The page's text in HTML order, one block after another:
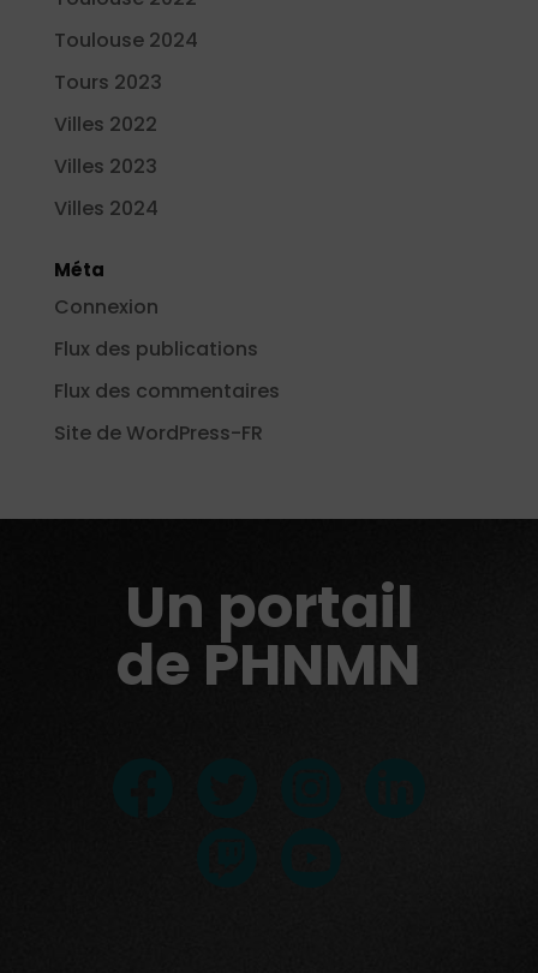
Toulouse 2024
Tours 2023
Villes 2022
Villes 2023
Villes 2024
Méta
Connexion
Flux des publications
Flux des commentaires
Site de WordPress-FR
Un portail
de PHNMN